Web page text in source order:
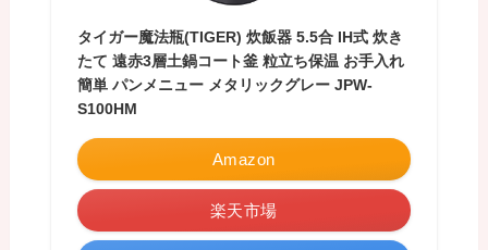
タイガー魔法瓶(TIGER) 炊飯器 5.5合 IH式 炊き
たて 遠赤3層土鍋コート釜 粒立ち保温 お手入れ
簡単 パンメニュー メタリックグレー JPW-
S100HM
Amazon
楽天市場